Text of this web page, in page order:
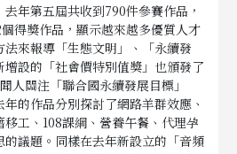
去年第五屆共收到790件參賽作品，
得獎作品，顯示越來越多優質人才
來報導「生態文明」、「永續發
設的「社會價特別值獎」也頒發了
人關注「聯合國永續發展目標」
的作品分別探討了網路羊群效應、
工、108課綱、營養午餐、代理孕
議題。同樣在去年新設立的「音頻